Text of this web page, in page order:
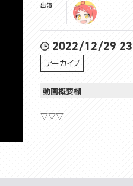
出演
2022/12/29
アーカイブ
動画概要欄
▽▽▽